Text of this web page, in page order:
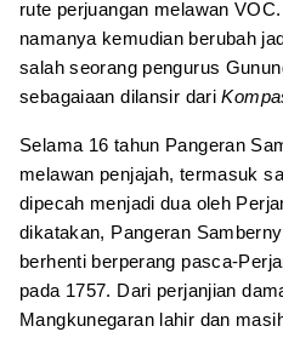
rute perjuangan melawan
namanya kemudian berubah
salah seorang pengurus
sebagaiaan dilansir dari
Selama 16 tahun Pangeran
melawan penjajah, termasuk
dipecah menjadi dua oleh
dikatakan, Pangeran
berhenti berperang pasca-
pada 1757. Dari perjanjian
Mangkunegaran lahir dan